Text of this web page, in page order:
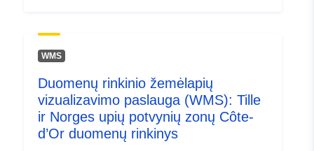
WMS
Duomenų rinkinio žemėlapių
vizualizavimo paslauga (WMS): Tille
ir Norges upių potvynių zonų Côte-
d’Or duomenų rinkinys